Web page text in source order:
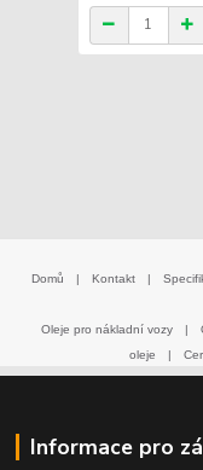
Domů | Kontakt |
Oleje pro nákladní vozy
|
oleje
|
Informace pro